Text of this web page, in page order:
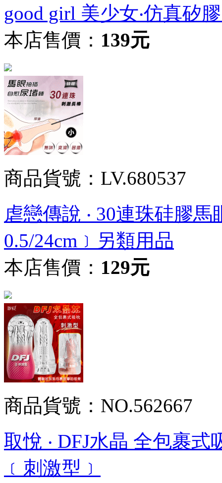
good girl 美少女‧仿真矽
本店售價： 139元
商品貨號：LV.680537
虐戀傳說 ‧ 30連珠硅膠
0.5/24cm﹞另類用品
本店售價： 129元
商品貨號：NO.562667
取悅 ‧ DFJ水晶 全包裹
﹝刺激型﹞